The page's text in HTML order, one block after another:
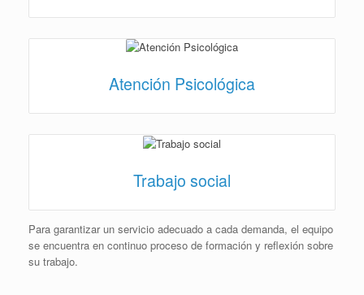
Atención Psicológica
Trabajo social
Para garantizar un servicio adecuado a cada demanda, el equipo
se encuentra en continuo proceso de formación y reflexión sobre
su trabajo.